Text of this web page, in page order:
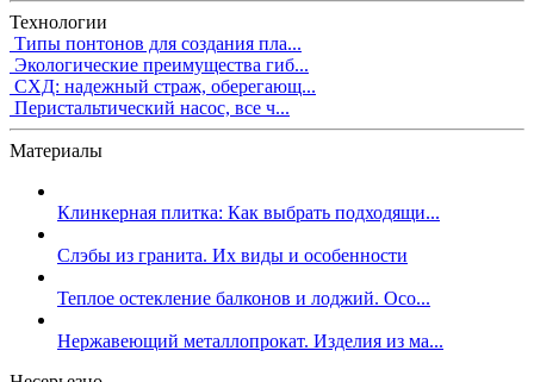
Технологии
Типы понтонов для создания пла...
Экологические преимущества гиб...
СХД: надежный страж, оберегающ...
Перистальтический насос, все ч...
Материалы
Клинкерная плитка: Как выбрать подходящи...
Слэбы из гранита. Их виды и особенности
Теплое остекление балконов и лоджий. Осо...
Нержавеющий металлопрокат. Изделия из ма...